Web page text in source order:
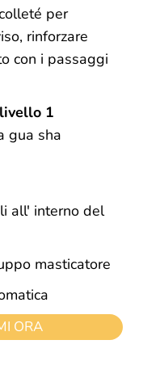
per
rinforzare
con i passaggi
1
gua sha
all' interno del
masticatore
ORA